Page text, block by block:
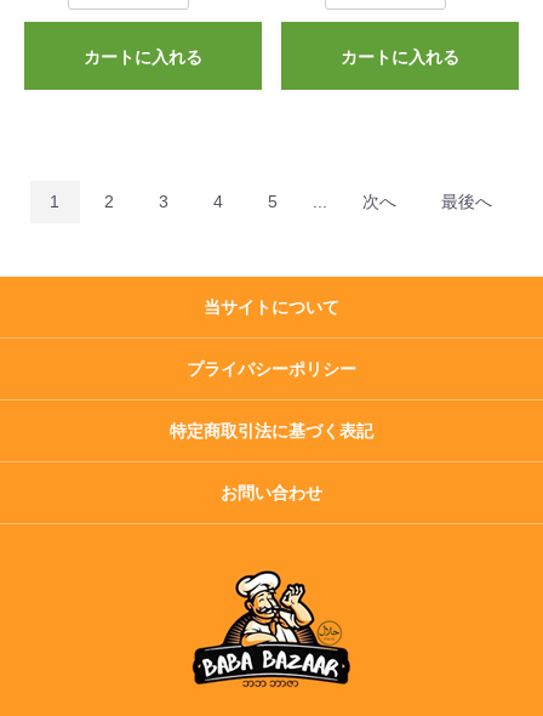
カートに入れる カートに入れる
1 2 3 4 5 次へ 最後へ
当サイトについて
プライバシーポリシー
特定商取引法に基づく表記
お問い合わせ